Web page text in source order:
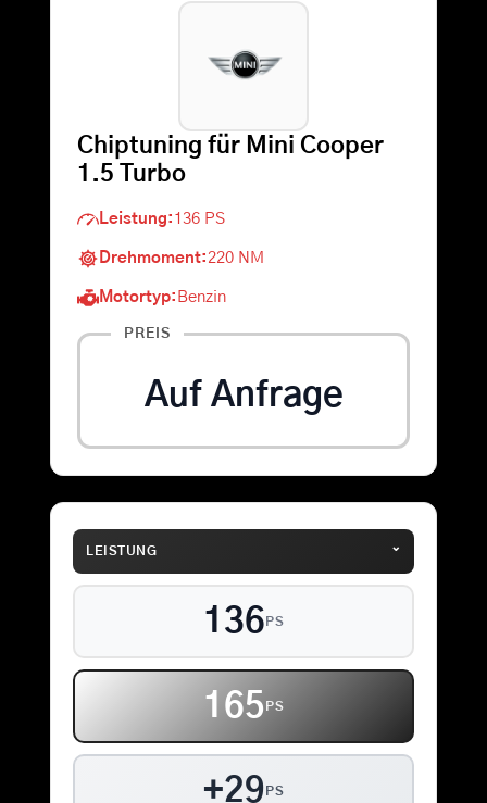
Warenkorb
Chiptuning für Mini Cooper
1.5 Turbo
Leistung: 136 PS
Drehmoment: 220 NM
Motortyp: Benzin
PREIS
Auf Anfrage
LEISTUNG ⌄
136 PS
165 PS
+29 PS